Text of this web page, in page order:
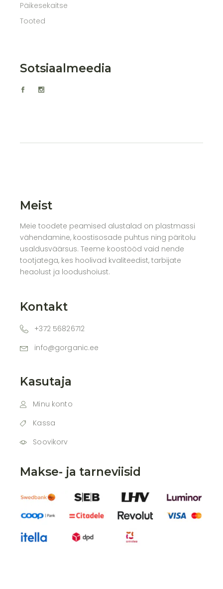
Päikesekaitse
Tooted
Sotsiaalmeedia
Meist
Meie toodete peamised alustalad on plastmassi
vähendamine, koostisosade puhtus ning päritolu
usaldusväärsus. Teeme koostööd vaid nende
tootjatega, kes hoolivad kvaliteedist, tarbijate
heaolust ja loodushoiust.
Kontakt
+372 56826712
info@gorganic.ee
Kasutaja
Minu konto
Kassa
Soovikorv
Makse- ja tarneviisid